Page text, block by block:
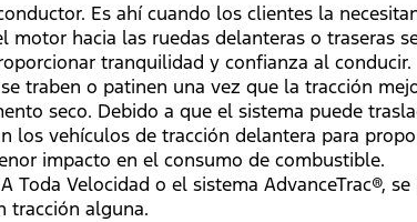
Es ahí cuando los clientes la
hacia las ruedas delanteras o traseras
tranquilidad y confianza al conducir.
traben o patinen una vez que la tracción
seco. Debido a que el sistema puede
los vehículos de tracción delantera para
impacto en el consumo de combustible.
Toda Velocidad o el sistema AdvanceTrac®,
tracción alguna.